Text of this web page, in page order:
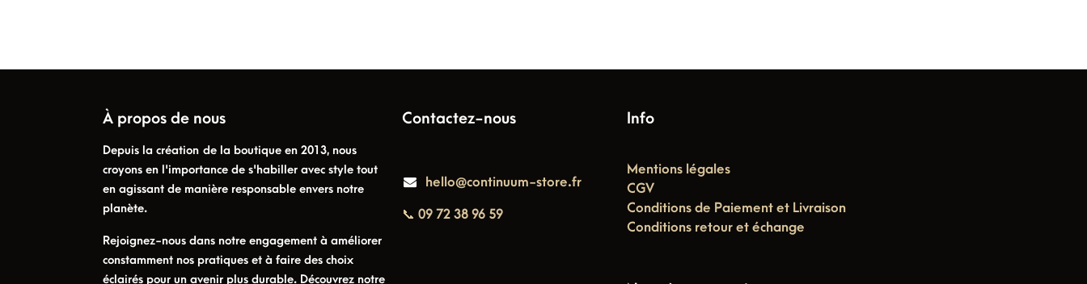
À propos de nous
Depuis la création de la boutique en 2013, nous
croyons en l'importance de s'habiller avec style tout
en agissant de manière responsable envers notre
planète.
Rejoignez-nous dans notre engagement à améliorer
constamment nos pratiques et à faire des choix
éclairés pour un avenir plus durable. Découvrez notre
Contactez-nous
hello@continuum-store.fr
📞 09 72 38 96 59
Info
Mentions légales
CGV
Conditions de Paiement et Livraison
Conditions retour et échange